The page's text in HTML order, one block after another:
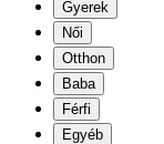
Gyerek
Női
Otthon
Baba
Férfi
Egyéb